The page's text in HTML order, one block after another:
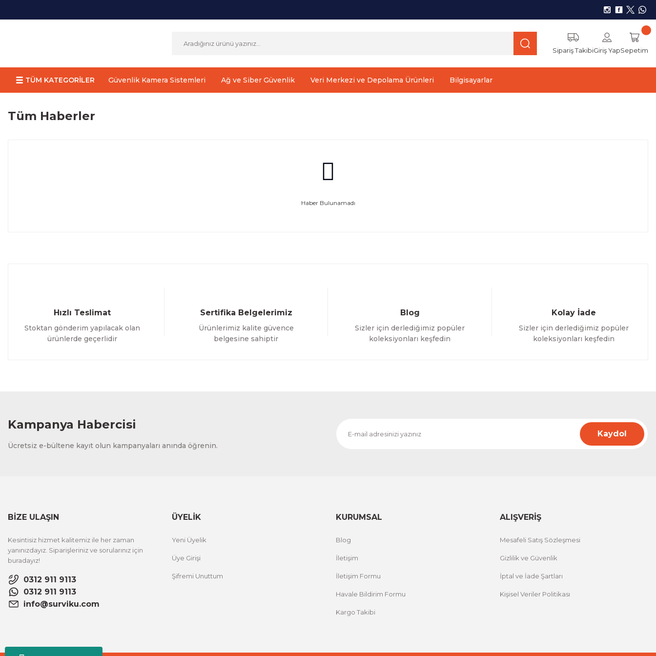
Sipariş TakibiGiriş YapSepetim
TÜM KATEGORİLER Güvenlik Kamera Sistemleri Ağ ve Siber Güvenlik Veri Merkezi ve Depolama Ürünleri Bilgisayarlar
Tüm Haberler
Haber Bulunamadı
Hızlı Teslimat
Stoktan gönderim yapılacak olan
ürünlerde geçerlidir
Sertifika Belgelerimiz
Ürünlerimiz kalite güvence
belgesine sahiptir
Blog
Sizler için derlediğimiz popüler
koleksiyonları keşfedin
Kolay İade
Sizler için derlediğimiz popüler
koleksiyonları keşfedin
Kampanya Habercisi
Ücretsiz e-bültene kayıt olun kampanyaları anında öğrenin.
Kaydol
BİZE ULAŞIN
Kesintisiz hizmet kalitemiz ile her zaman
yanınızdayız. Siparişleriniz ve sorularınız için
buradayız!
0312 911 9113
0312 911 9113
info@surviku.com
ÜYELİK
Yeni Üyelik
Üye Girişi
Şifremi Unuttum
KURUMSAL
Blog
İletişim
İletişim Formu
Havale Bildirim Formu
Kargo Takibi
ALIŞVERİŞ
Mesafeli Satış Sözleşmesi
Gizlilik ve Güvenlik
İptal ve İade Şartları
Kişisel Veriler Politikası